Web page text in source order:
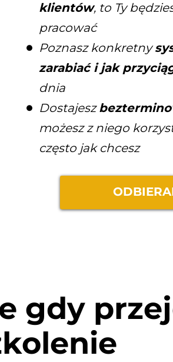
klientów, to Ty
pracować
Poznasz konkretny
zarabiać i jak
dnia
Dostajesz
możesz z niego
często jak chcesz
gdy